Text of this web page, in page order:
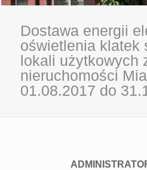
Dostawa energii
oświetlenia klatek
lokali użytkowych
nieruchomości
01.08.2017 do